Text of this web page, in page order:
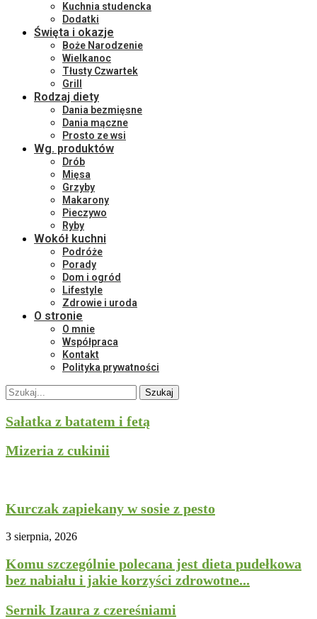
Kuchnia studencka
Dodatki
Święta i okazje
Boże Narodzenie
Wielkanoc
Tłusty Czwartek
Grill
Rodzaj diety
Dania bezmięsne
Dania mączne
Prosto ze wsi
Wg. produktów
Drób
Mięsa
Grzyby
Makarony
Pieczywo
Ryby
Wokół kuchni
Podróże
Porady
Dom i ogród
Lifestyle
Zdrowie i uroda
O stronie
O mnie
Współpraca
Kontakt
Polityka prywatności
Szukaj
Sałatka z batatem i fetą
Mizeria z cukinii
Kurczak zapiekany w sosie z pesto
3 sierpnia, 2026
Komu szczególnie polecana jest dieta pudełkowa
bez nabiału i jakie korzyści zdrowotne...
Sernik Izaura z czereśniami